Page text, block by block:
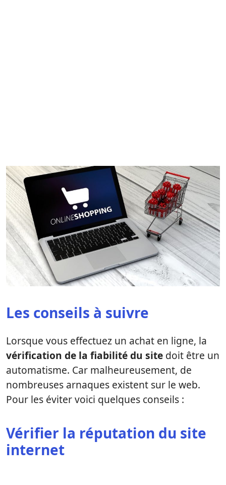
Les conseils à suivre
Lorsque vous effectuez un achat en ligne, la
vérification de la fiabilité du site doit être un
automatisme. Car malheureusement, de
nombreuses arnaques existent sur le web.
Pour les éviter voici quelques conseils :
Vérifier la réputation du site
internet